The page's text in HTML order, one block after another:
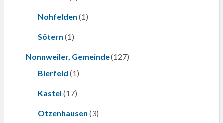
Nohfelden (1)
Sötern (1)
Nonnweiler, Gemeinde(127)
Bierfeld (1)
Kastel (17)
Otzenhausen (3)